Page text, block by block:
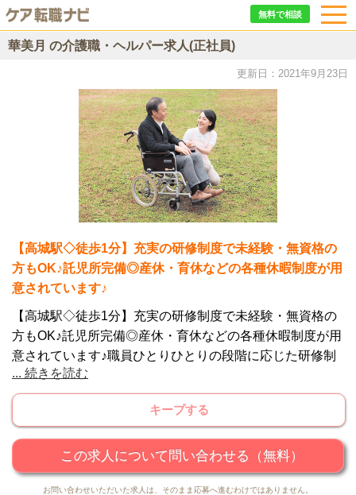
無料で相談
華美月 の介護職・ヘルパー求人(正社員)
更新日：2021年9月23日
【高城駅◇徒歩1分】充実の研修制度で未経験・無資格の
方もOK♪託児所完備◎産休・育休などの各種休暇制度が用
意されています♪
【高城駅◇徒歩1分】充実の研修制度で未経験・無資格の
方もOK♪託児所完備◎産休・育休などの各種休暇制度が用
意されています♪職員ひとりひとりの段階に応じた研修制
度が用意されています♪経験に不安がある方も安心してお
仕事をスタートでき、スキルアップやキャリアアップを目
指していくことができます★
... 続きを読む
キープする
この求人について問い合わせる（無料）
お問い合わせいただいた求人は、そのまま応募へ進むわけではありません。